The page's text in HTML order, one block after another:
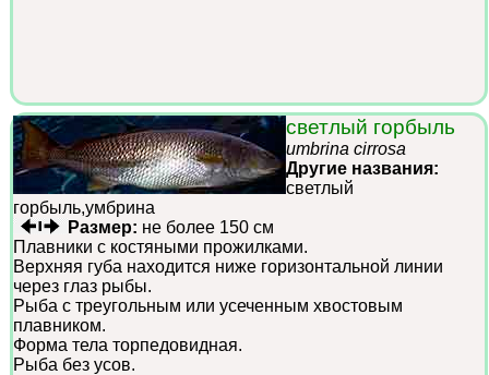
светлый горбыль
umbrina cirrosa
Другие названия:
светлый
горбыль,умбрина
Размер: не более 150 см
Плавники с костяными прожилками.
Верхняя губа находится ниже горизонтальной линии
через глаз рыбы.
Рыба с треугольным или усеченным хвостовым
плавником.
Форма тела торпедовидная.
Рыба без усов.